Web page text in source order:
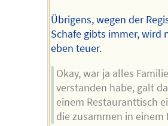
Übrigens, wegen der
Schafe gibts immer, wird
eben teuer.
Okay, war ja alles
verstanden habe, galt
einem Restauranttisch
die zusammen in einem